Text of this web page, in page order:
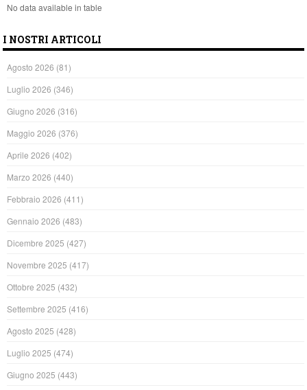
No data available in table
I NOSTRI ARTICOLI
Agosto 2026 (81)
Luglio 2026 (346)
Giugno 2026 (316)
Maggio 2026 (376)
Aprile 2026 (402)
Marzo 2026 (440)
Febbraio 2026 (411)
Gennaio 2026 (483)
Dicembre 2025 (427)
Novembre 2025 (417)
Ottobre 2025 (432)
Settembre 2025 (416)
Agosto 2025 (428)
Luglio 2025 (474)
Giugno 2025 (443)